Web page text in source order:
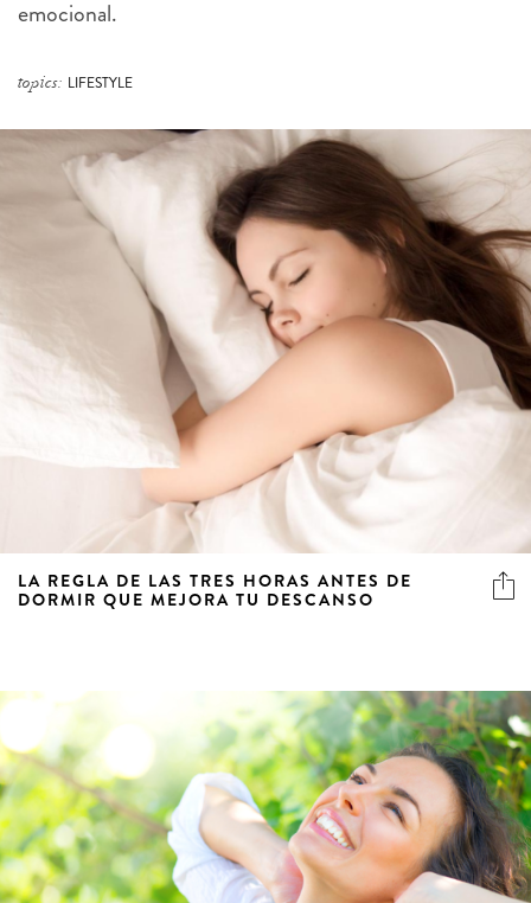
emocional.
topics: LIFESTYLE
LA REGLA DE LAS TRES HORAS ANTES DE
DORMIR QUE MEJORA TU DESCANSO